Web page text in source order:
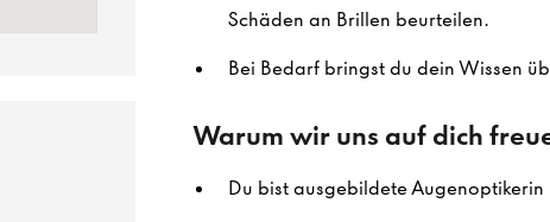
Schäden an Brillen beurteilen.
Bei Bedarf bringst du dein Wissen
Warum wir uns auf dich
Du bist ausgebildete